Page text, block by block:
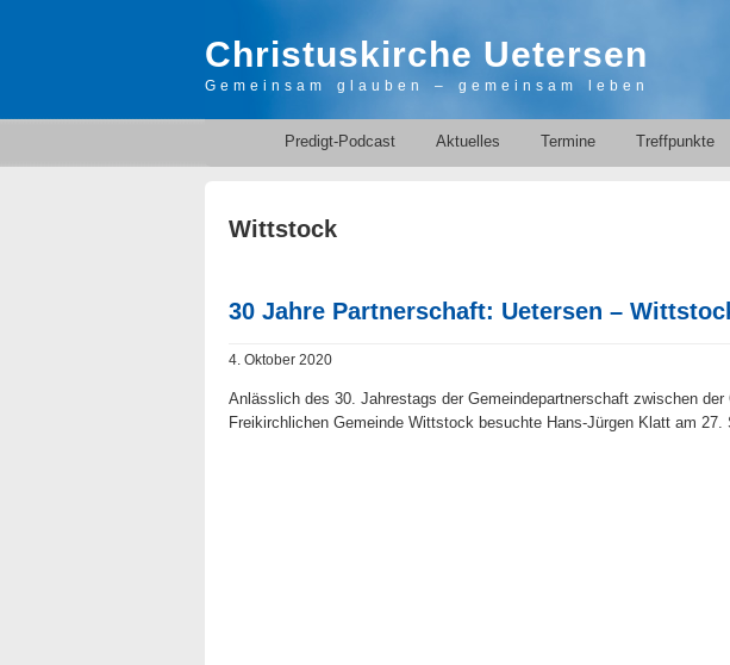
Christuskirche Uetersen
Gemeinsam glauben – gemeinsam leben
Predigt-Podcast Aktuelles Termine Treffpunkte
Wittstock
30 Jahre Partnerschaft: Uetersen –
4. Oktober 2020
Anlässlich des 30. Jahrestags der Gemeindepartnerschaft zwischen
Freikirchlichen Gemeinde Wittstock besuchte Hans-Jürgen Klatt am